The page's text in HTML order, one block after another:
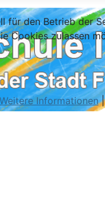
den Betrieb der
Cookies zulassen
Weitere Informationen